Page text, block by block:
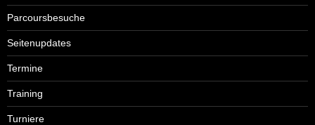
Parcoursbesuche
Seitenupdates
Termine
Training
Turniere